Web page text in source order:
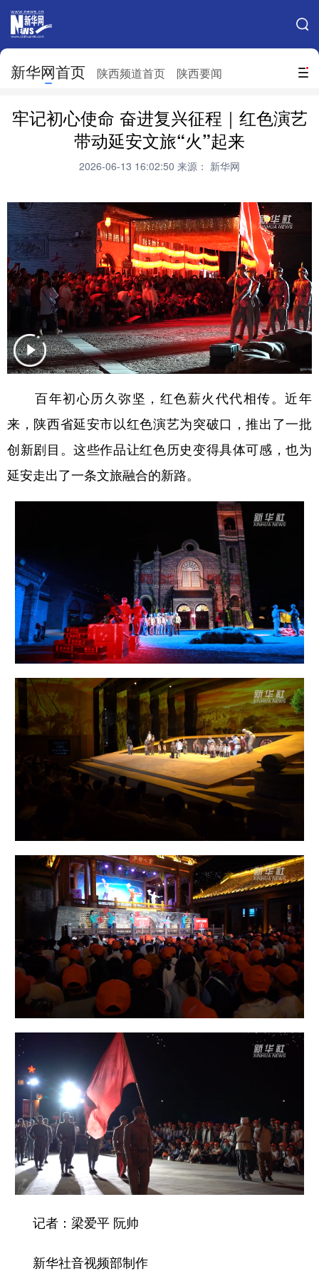
搜索
新华网首页 陕西频道首页 陕西要闻
网站地图
北京 天津 河北 山西
吉林 上海
山东 河南 湖北 湖南
广东 广西 海南 重庆
四川 贵州 云南 西藏
陕西 甘肃 青海 宁夏
新疆 内蒙古 黑龙江
牢记初心使命 奋进复兴征程｜红色演艺
带动延安文旅“火”起来
2026-06-13 16:02:50 来源： 新华网
百年初心历久弥坚，红色薪火代代相传。近年
来，陕西省延安市以红色演艺为突破口，推出了一批
创新剧目。这些作品让红色历史变得具体可感，也为
延安走出了一条文旅融合的新路。
记者：梁爱平 阮帅
新华社音视频部制作